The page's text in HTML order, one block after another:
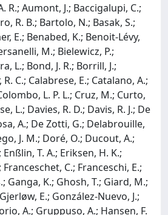
R.; Aumont, J.; Baccigalupi, C.;
R. B.; Bartolo, N.; Basak, S.;
E.; Benabed, K.; Benoit-Lévy,
M.; Bielewicz, P.;
L.; Bond, J. R.; Borrill, J.;
C.; Calabrese, E.; Catalano, A.;
L. P. L.; Cruz, M.; Curto,
L.; Davies, R. D.; Davis, R. J.; De
A.; De Zotti, G.; Delabrouille,
J. M.; Doré, O.; Ducout, A.;
Enßlin, T. A.; Eriksen, H. K.;
Franceschet, C.; Franceschi, E.;
Ganga, K.; Ghosh, T.; Giard, M.;
E.; González-Nuevo, J.;
A.; Gruppuso, A.; Hansen, F.